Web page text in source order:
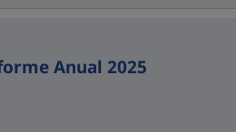
Anual 2025